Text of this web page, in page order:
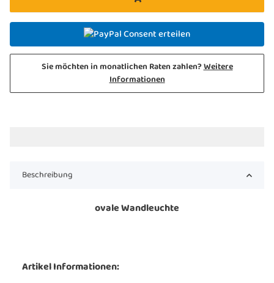
Consent erteilen
Sie möchten in monatlichen Raten zahlen?Weitere
Informationen
Beschreibung
ovale Wandleuchte
Artikel Informationen: